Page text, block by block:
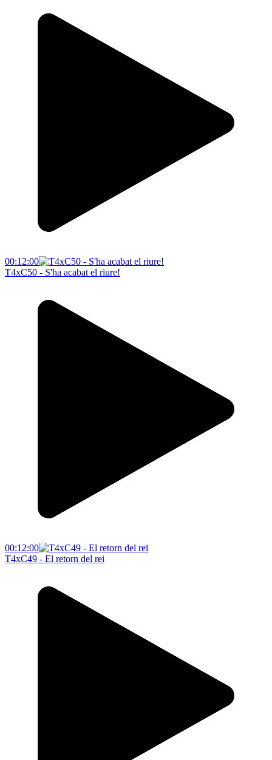
00:12:00
T4xC50 - S'ha acabat el riure!
00:12:00
T4xC49 - El retorn del rei